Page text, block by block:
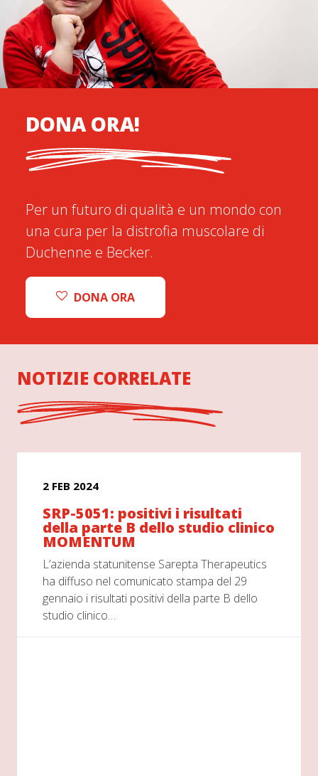
DONA ORA!
Per un futuro di qualità e un mondo con
una cura per la distrofia muscolare di
Duchenne e Becker.
DONA ORA
NOTIZIE CORRELATE
2 FEB 2024
SRP-5051: positivi i risultati
della parte B dello studio clinico
MOMENTUM
L’azienda statunitense Sarepta Therapeutics
ha diffuso nel comunicato stampa del 29
gennaio i risultati positivi della parte B dello
studio clinico…